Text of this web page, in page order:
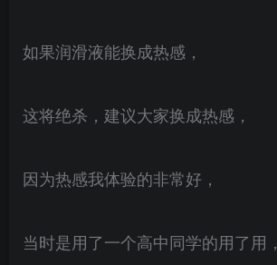
如果润滑液能换成热感，
这将绝杀，建议大家换成热感，
因为热感我体验的非常好，
当时是用了一个高中同学的用了用，